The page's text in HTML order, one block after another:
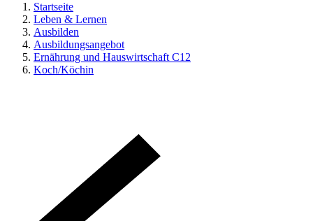
Startseite
Leben & Lernen
Ausbilden
Ausbildungsangebot
Ernährung und Hauswirtschaft C12
Koch/Köchin